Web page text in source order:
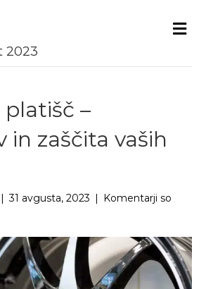
2023
platišč –
in zaščita vaših
| 31 avgusta, 2023 | Komentarji so